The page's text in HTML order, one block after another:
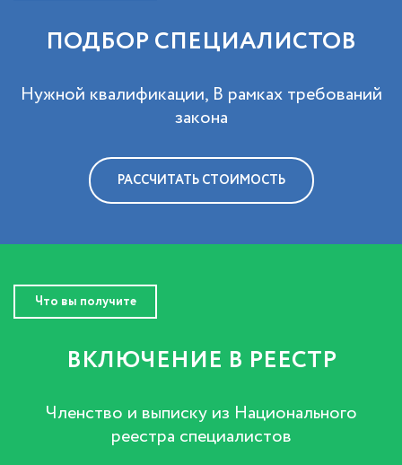
ПОДБОР СПЕЦИАЛИСТОВ
Нужной квалификации, В рамках требований
закона
РАССЧИТАТЬ СТОИМОСТЬ
Что вы получите
ВКЛЮЧЕНИЕ В РЕЕСТР
Членство и выписку из Национального
реестра специалистов